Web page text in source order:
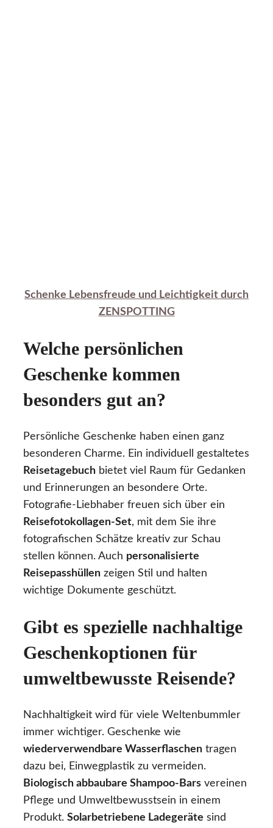
Schenke Lebensfreude und Leichtigkeit durch
ZENSPOTTING
Welche persönlichen
Geschenke kommen
besonders gut an?
Persönliche Geschenke haben einen ganz
besonderen Charme. Ein individuell gestaltetes
Reisetagebuch bietet viel Raum für Gedanken
und Erinnerungen an besondere Orte.
Fotografie-Liebhaber freuen sich über ein
Reisefotokollagen-Set, mit dem Sie ihre
fotografischen Schätze kreativ zur Schau
stellen können. Auch personalisierte
Reisepasshüllen zeigen Stil und halten
wichtige Dokumente geschützt.
Gibt es spezielle nachhaltige
Geschenkoptionen für
umweltbewusste Reisende?
Nachhaltigkeit wird für viele Weltenbummler
immer wichtiger. Geschenke wie
wiederverwendbare Wasserflaschen tragen
dazu bei, Einwegplastik zu vermeiden.
Biologisch abbaubare Shampoo-Bars vereinen
Pflege und Umweltbewusstsein in einem
Produkt. Solarbetriebene Ladegeräte sind